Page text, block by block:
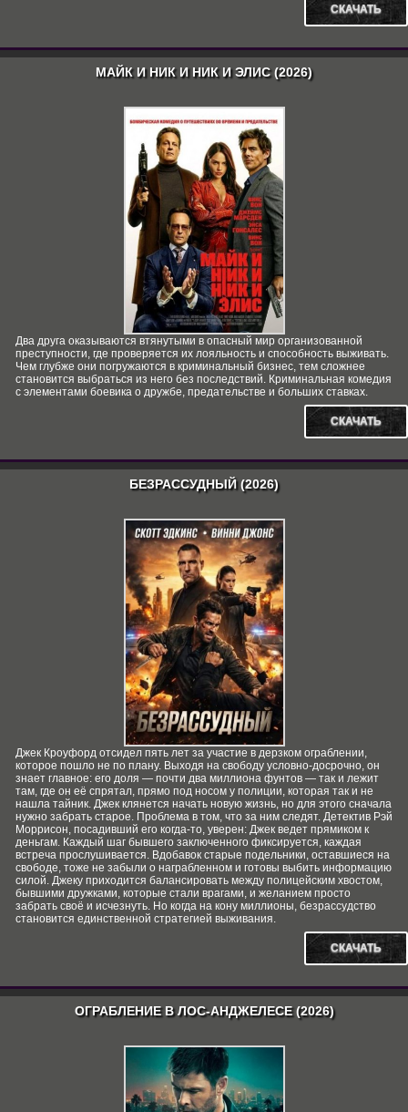
СКАЧАТЬ
МАЙК И НИК И НИК И ЭЛИС (2026)
Два друга оказываются втянутыми в опасный мир организованной
преступности, где проверяется их лояльность и способность выживать.
Чем глубже они погружаются в криминальный бизнес, тем сложнее
становится выбраться из него без последствий. Криминальная комедия
с элементами боевика о дружбе, предательстве и больших ставках.
СКАЧАТЬ
БЕЗРАССУДНЫЙ (2026)
Джек Кроуфорд отсидел пять лет за участие в дерзком ограблении,
которое пошло не по плану. Выходя на свободу условно-досрочно, он
знает главное: его доля — почти два миллиона фунтов — так и лежит
там, где он её спрятал, прямо под носом у полиции, которая так и не
нашла тайник. Джек клянется начать новую жизнь, но для этого сначала
нужно забрать старое. Проблема в том, что за ним следят. Детектив Рэй
Моррисон, посадивший его когда-то, уверен: Джек ведет прямиком к
деньгам. Каждый шаг бывшего заключенного фиксируется, каждая
встреча прослушивается. Вдобавок старые подельники, оставшиеся на
свободе, тоже не забыли о награбленном и готовы выбить информацию
силой. Джеку приходится балансировать между полицейским хвостом,
бывшими дружками, которые стали врагами, и желанием просто
забрать своё и исчезнуть. Но когда на кону миллионы, безрассудство
становится единственной стратегией выживания.
СКАЧАТЬ
ОГРАБЛЕНИЕ В ЛОС-АНДЖЕЛЕСЕ (2026)